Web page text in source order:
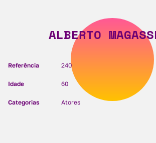
ALBERTO
Referência 240
Idade 60
Categorias Atores